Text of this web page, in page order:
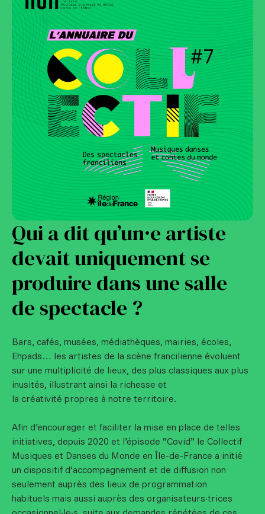
Qui a dit qu’un·e artiste
devait uniquement se
produire dans une salle
de spectacle ?
Bars, cafés, musées, médiathèques, mairies, écoles,
Ehpads… les artistes de la scène francilienne évoluent
sur une multiplicité de lieux, des plus classiques aux plus
inusités, illustrant ainsi la richesse et
la créativité propres à notre territoire.
Afin d’encourager et faciliter la mise en place de telles
initiatives, depuis 2020 et l’épisode “Covid” le Collectif
Musiques et Danses du Monde en Île-de-France a initié
un dispositif d’accompagnement et de diffusion non
seulement auprès des lieux de programmation
habituels mais aussi auprès des organisateurs·trices